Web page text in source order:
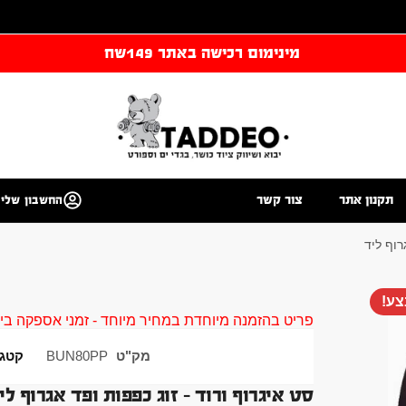
מינימום רכישה באתר 149שח
תקנון אתר צור קשר החשבון שלי
ליד
פריט בהזמנה מיוחדת במחיר מיוחד - זמני אספקה בין 40 ל 90 ימי עסקים צור קשר
מק"ט BUN80PP
סט איגרוף ורוד – זוג כפפות ופד אגרוף